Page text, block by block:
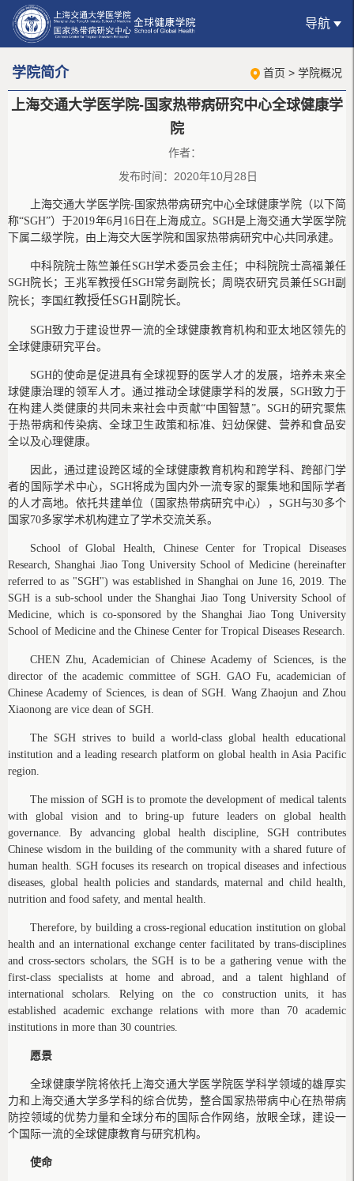
导航
首页 > 学院概况
学院简介
上海交通大学医学院-国家热带病研究中心全球健康学
院
作者：
发布时间：2020年10月28日
上海交通大学医学院-国家热带病研究中心全球健康学院（以下简
称“SGH”）于2019年6月16日在上海成立。SGH是上海交通大学医学院
下属二级学院，由上海交大医学院和国家热带病研究中心共同承建。
中科院院士陈竺兼任SGH学术委员会主任；中科院院士高福兼任
SGH院长；王兆军教授任SGH常务副院长；周晓农研究员兼任SGH副
院长；李国红教授任SGH副院长。
SGH致力于建设世界一流的全球健康教育机构和亚太地区领先的
全球健康研究平台。
SGH的使命是促进具有全球视野的医学人才的发展，培养未来全
球健康治理的领军人才。通过推动全球健康学科的发展，SGH致力于
在构建人类健康的共同未来社会中贡献“中国智慧”。SGH的研究聚焦
于热带病和传染病、全球卫生政策和标准、妇幼保健、营养和食品安
全以及心理健康。
因此，通过建设跨区域的全球健康教育机构和跨学科、跨部门学
者的国际学术中心，SGH将成为国内外一流专家的聚集地和国际学者
的人才高地。依托共建单位（国家热带病研究中心），SGH与30多个
国家70多家学术机构建立了学术交流关系。
School of Global Health, Chinese Center for Tropical Diseases
Research, Shanghai Jiao Tong University School of Medicine (hereinafter
referred to as "SGH") was established in Shanghai on June 16, 2019. The
SGH is a sub-school under the Shanghai Jiao Tong University School of
Medicine, which is co-sponsored by the Shanghai Jiao Tong University
School of Medicine and the Chinese Center for Tropical Diseases Research.
CHEN Zhu, Academician of Chinese Academy of Sciences, is the
director of the academic committee of SGH. GAO Fu, academician of
Chinese Academy of Sciences, is dean of SGH. Wang Zhaojun and Zhou
Xiaonong are vice dean of SGH.
The SGH strives to build a world-class global health educational
institution and a leading research platform on global health in Asia Pacific
region.
The mission of SGH is to promote the development of medical talents
with global vision and to bring-up future leaders on global health
governance. By advancing global health discipline, SGH contributes
Chinese wisdom in the building of the community with a shared future of
human health. SGH focuses its research on tropical diseases and infectious
diseases, global health policies and standards, maternal and child health,
nutrition and food safety, and mental health.
Therefore, by building a cross-regional education institution on global
health and an international exchange center facilitated by trans-disciplines
and cross-sectors scholars, the SGH is to be a gathering venue with the
first-class specialists at home and abroad, and a talent highland of
international scholars. Relying on the co construction units, it has
established academic exchange relations with more than 70 academic
institutions in more than 30 countries.
愿景
全球健康学院将依托上海交通大学医学院医学科学领域的雄厚实
力和上海交通大学多学科的综合优势，整合国家热带病中心在热带病
防控领域的优势力量和全球分布的国际合作网络，放眼全球，建设一
个国际一流的全球健康教育与研究机构。
使命